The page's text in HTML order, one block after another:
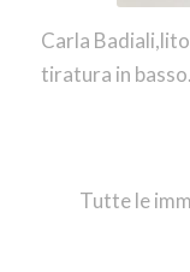
Carla
tiratura in basso.
Tutte le